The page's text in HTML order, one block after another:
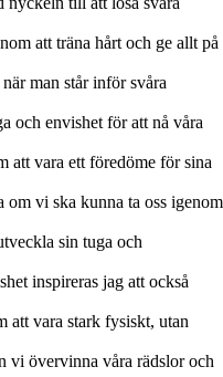
att träna hårt och ge allt på
man står inför svåra
och envishet för att nå våra
att vara ett föredöme för sina
vi ska kunna ta oss igenom
sin tuga och
inspireras jag att också
att vara stark fysiskt, utan
vi övervinna våra rädslor och